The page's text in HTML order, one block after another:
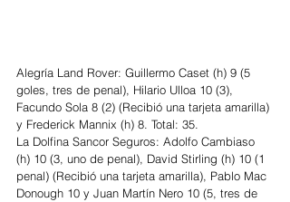
Alegría Land Rover: Guillermo Caset (h) 9 (5
goles, tres de penal), Hilario Ulloa 10 (3),
Facundo Sola 8 (2) (Recibió una tarjeta amarilla)
y Frederick Mannix (h) 8. Total: 35.
La Dolfina Sancor Seguros: Adolfo Cambiaso
(h) 10 (3, uno de penal), David Stirling (h) 10 (1
penal) (Recibió una tarjeta amarilla), Pablo Mac
Donough 10 y Juan Martín Nero 10 (5, tres de